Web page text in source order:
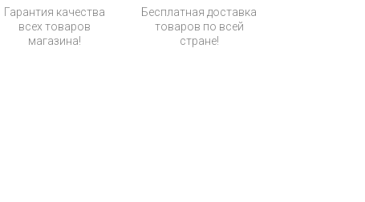
Гарантия качества
всех товаров
магазина!
Бесплатная доставка
товаров по всей
стране!